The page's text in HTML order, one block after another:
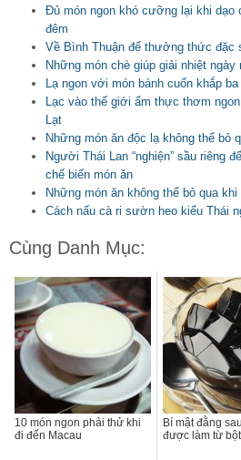
Đủ món ngon khó cưỡng lại khi dạo
đêm
Về Bình Thuận để thưởng thức đặc
Những món chè giúp giải nhiệt
Lạ ngon với món bánh cuốn khắp
Lạc vào thế giới ẩm thực thơm
Lạt
Những món ăn độc lạ không thể bỏ
Người Thái Lan “nghiện” sầu riêng
chế biến món ăn
Những món ăn không thể bỏ qua khi
Cách nấu cà ri sườn heo kiểu Thái
Cùng Danh Mục:
10 món ngon phải thử khi
đi đến Macau
Bí mật đằng
được làm từ